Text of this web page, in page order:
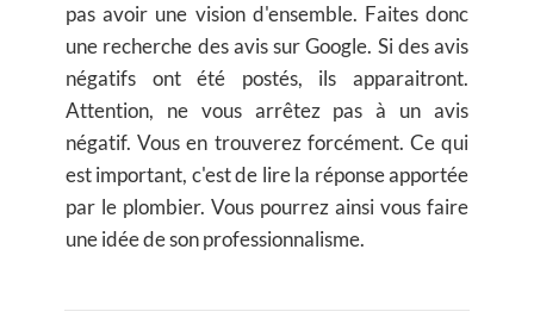
pas avoir une vision d'ensemble. Faites donc
une recherche des avis sur Google. Si des avis
négatifs ont été postés, ils apparaitront.
Attention, ne vous arrêtez pas à un avis
négatif. Vous en trouverez forcément. Ce qui
est important, c'est de lire la réponse apportée
par le plombier. Vous pourrez ainsi vous faire
une idée de son professionnalisme.